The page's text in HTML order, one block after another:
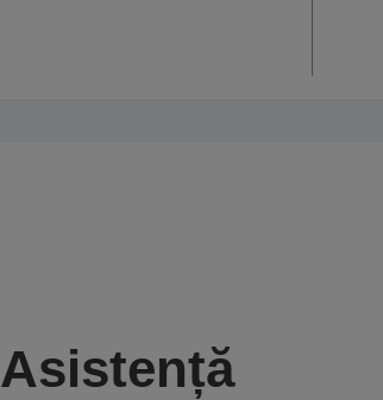
Asistență